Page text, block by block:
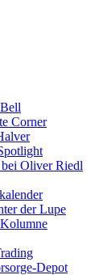
Corner
Oliver Riedl
der Lupe
Depot